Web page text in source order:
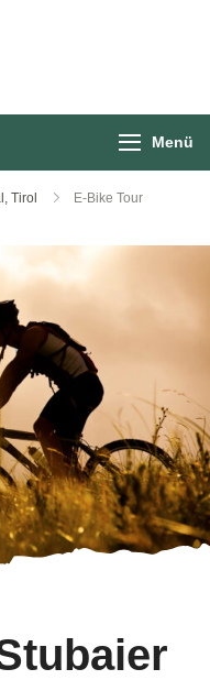
Menü
Tirol
E-Bike Tour